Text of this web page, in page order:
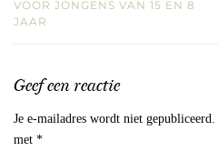
VOOR JONGENS VAN 15 EN 8
JAAR
Geef een reactie
Je e-mailadres wordt niet gepubliceerd.
met *